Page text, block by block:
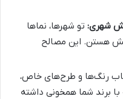
شهری: تو شهرها، نماها
هستن. این مصالح
رنگ‌ها و طرح‌های خاص،
برند شما همخونی داشته